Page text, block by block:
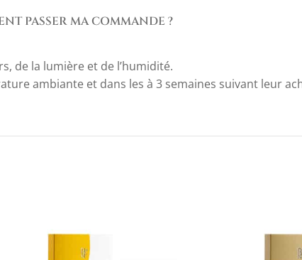
PASSER MA COMMANDE ?
de la lumière et de l’humidité.
ambiante et dans les à 3 semaines suivant leur